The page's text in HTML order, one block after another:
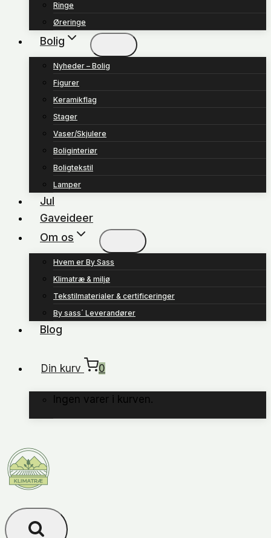
Ringe
Øreringe
Bolig
Nyheder – Bolig
Figurer
Keramikflag
Stager
Vaser/Skjulere
Boliginteriør
Boligtekstil
Lamper
Jul
Gaveideer
Om os
Hvem er By Sass
Klimatræ & miljø
Tekstilmaterialer & certificeringer
By sass´ Leverandører
Blog
Din kurv 0
Ingen varer i kurven.